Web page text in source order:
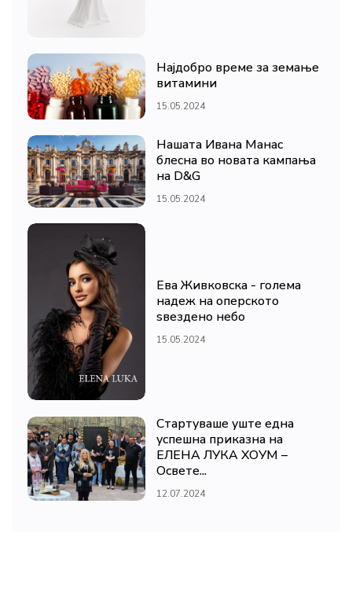
Најдобро време за земање
витамини
15.05.2024
Нашата Ивана Манас
блесна во новата кампања
на D&G
15.05.2024
Ева Живковска - голема
надеж на оперското
ѕвездено небо
15.05.2024
Стартуваше уште една
успешна приказна на
ЕЛЕНА ЛУКА ХОУМ –
Освете...
12.07.2024